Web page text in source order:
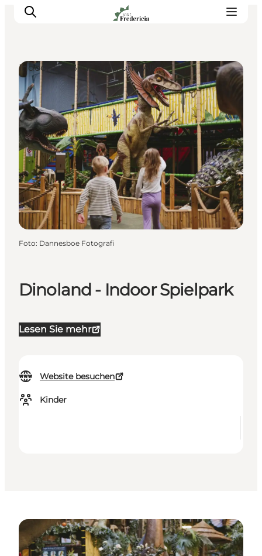
Veranstaltungen
Erlebnisse und Kultur
Restaurants
Unterkünfte
Reise planen
Book Führung
Dinoland - Indoor Spielpark
Lesen Sie mehr
Website besuchen
Kinder
Indoor-Spaß für Jung und Alt
Foto: Dannesboe Fotografi